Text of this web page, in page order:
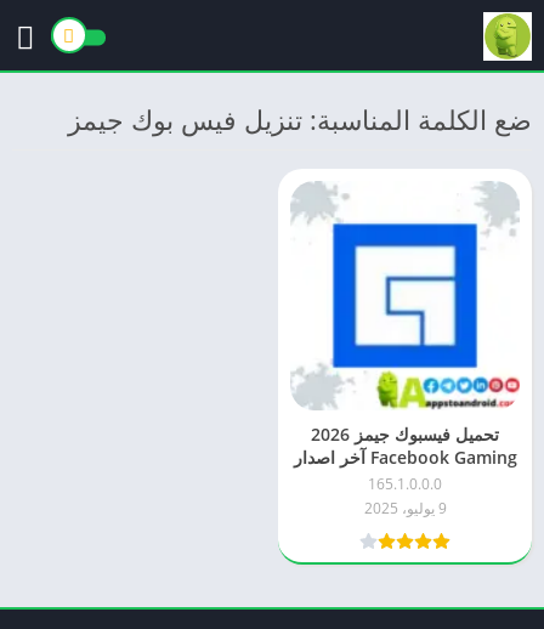
ضع الكلمة المناسبة: تنزيل فيس بوك جيمز
تحميل فيسبوك جيمز 2026
Facebook Gaming آخر اصدار
apk للاندرويد
165.1.0.0.0
9 يوليو، 2025